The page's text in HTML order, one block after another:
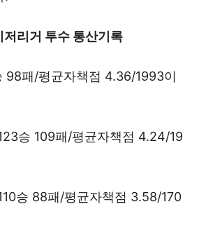
리거 투수 통산기록
98패/평균자책점 4.36/1993이
승 109패/평균자책점 4.24/19
승 88패/평균자책점 3.58/170